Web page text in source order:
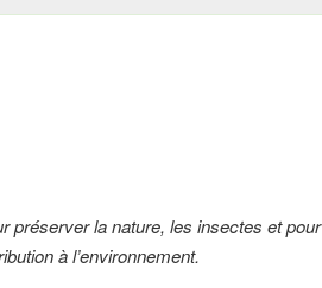
préserver la nature, les insectes et pour
à l’environnement.